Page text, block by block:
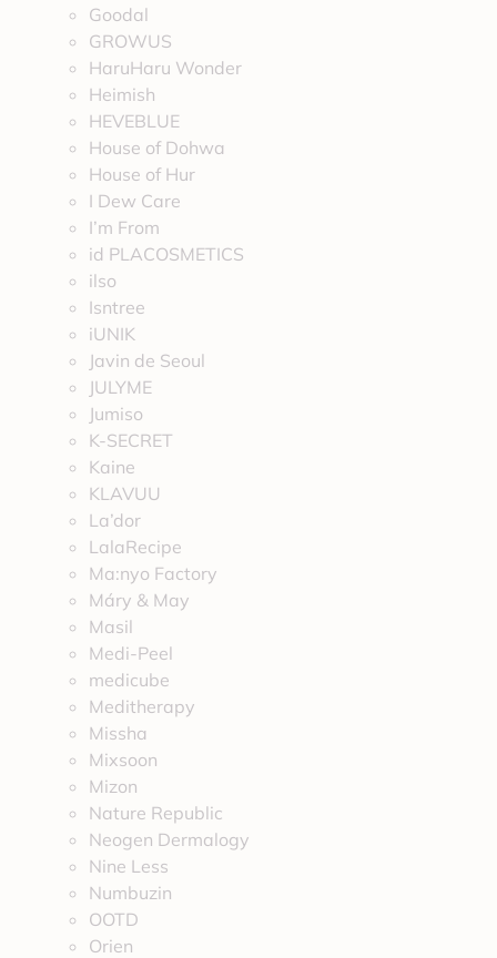
Goodal
GROWUS
HaruHaru Wonder
Heimish
HEVEBLUE
House of Dohwa
House of Hur
I Dew Care
I’m From
id PLACOSMETICS
ilso
Isntree
iUNIK
Javin de Seoul
JULYME
Jumiso
K-SECRET
Kaine
KLAVUU
La’dor
LalaRecipe
Ma:nyo Factory
Máry & May
Masil
Medi-Peel
medicube
Meditherapy
Missha
Mixsoon
Mizon
Nature Republic
Neogen Dermalogy
Nine Less
Numbuzin
OOTD
Orien